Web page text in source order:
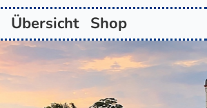
Übersicht Shop